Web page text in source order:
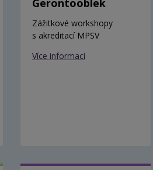
Zážitkové workshopy
s akreditací MPSV
Více informací